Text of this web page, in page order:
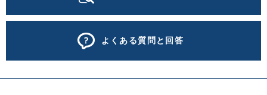
よくある質問と回答